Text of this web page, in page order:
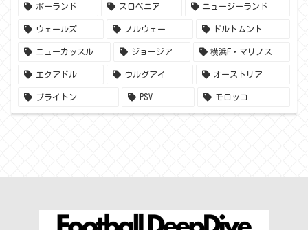
ポーランド スロベニア ニュージーランド
ウェールズ ノルウェー ドルトムント
ニューカッスル ジョージア 横浜F・マリノス
エクアドル ウルグアイ オーストリア
ブライトン PSV モロッコ